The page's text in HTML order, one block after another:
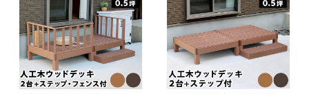
ドデッキ 人工木ウッドデッキ